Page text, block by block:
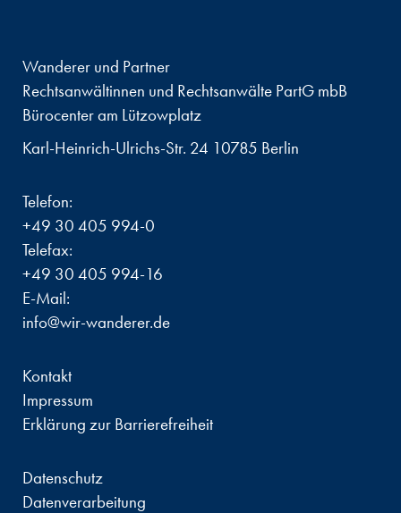
Wanderer und Partner
Rechtsanwältinnen und Rechtsanwälte PartG mbB
Bürocenter am Lützowplatz
Karl-Heinrich-Ulrichs-Str. 24 10785 Berlin
Telefon:
+49 30 405 994-0
Telefax:
+49 30 405 994-16
E-Mail:
info@wir-wanderer.de
Kontakt
Impressum
Erklärung zur Barrierefreiheit
Datenschutz
Datenverarbeitung